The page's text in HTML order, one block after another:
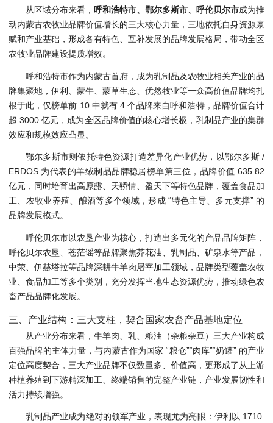
从区域分布来看， 呼和浩特市、鄂尔多斯市、呼伦贝尔市成为推
动内蒙古农牧业品牌价值增长的三大核心力量，三地依托自身资源禀
赋和产业基础，形成各有特色、互补发展的品牌发展格局，带动全区
农牧业品牌建设提质增效。
呼和浩特市作为内蒙古首府，成为乳制品及农牧业相关产业的品
牌集聚地，伊利、蒙牛、蒙草生态、优然牧业等一众高价值品牌均扎
根于此，仅榜单前 10 中就有 4 个品牌来自呼和浩特，品牌价值合计
超 3000 亿元，成为全区品牌价值的核心增长极，乳制品产业的集群
效应和规模效应凸显。
鄂尔多斯市则依托特色资源打造差异化产业优势，以鄂尔多斯 /
ERDOS 为代表的羊绒制品品牌稳居榜单第三位，品牌价值 635.82
亿元，同时培育出高原露、天骄情、盈天下等特色品牌，覆盖食品加
工、农牧业养殖、酿酒等多个领域，形成 “特色主导、多元支撑” 的
品牌发展模式。
呼伦贝尔市以农垦产业为核心，打造出多元化的产品品牌矩阵，
呼伦贝尔农垦、苍茫谣等品牌聚焦芥花油、乳制品、矿泉水等产品，
中荣、伊赫塔拉等品牌深耕牛羊肉屠宰加工领域，品牌类型覆盖农牧
业、食品加工等多个类别，充分发挥当地生态资源优势，推动绿色农
畜产品品牌化发展。
三、产业结构：三大支柱，契合国家农畜产品基地定位
从产业分布来看，牛羊肉、乳、粮油（杂粮杂豆）三大产业构成
百强品牌的主体力量，与内蒙古作为国家 “粮仓”“肉库”“奶罐” 的产业
定位高度契合，三大产业品牌不仅数量多、价值高，更形成了从上游
种植养殖到下游精深加工、终端销售的完整产业链，产业发展韧性和
活力持续增强。
乳制品产业成为绝对的领军产业，表现尤为亮眼：伊利以 1710.